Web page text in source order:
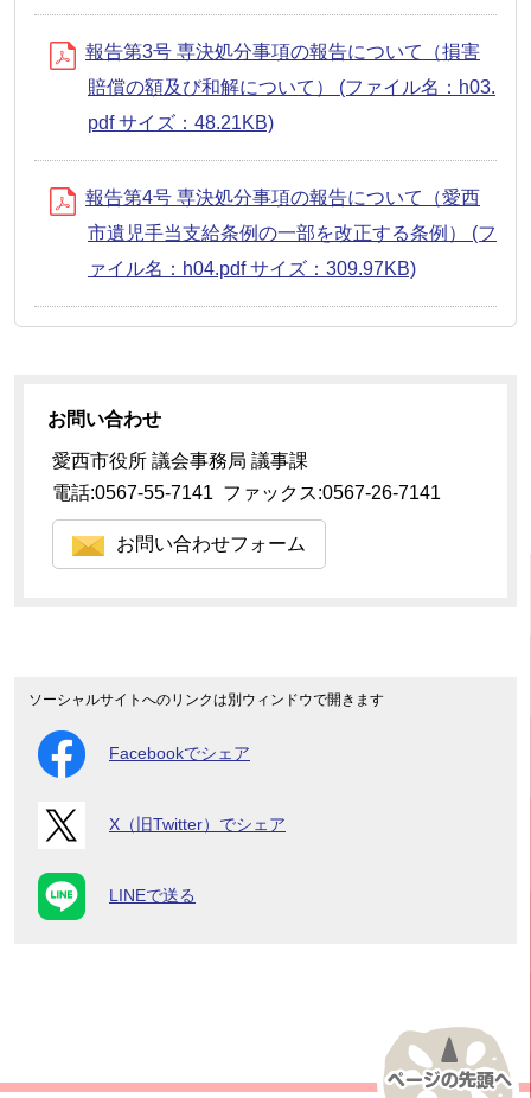
報告第3号 専決処分事項の報告について（損害
賠償の額及び和解について） (ファイル名：h03.
pdf サイズ：48.21KB)
報告第4号 専決処分事項の報告について（愛西
市遺児手当支給条例の一部を改正する条例） (フ
ァイル名：h04.pdf サイズ：309.97KB)
お問い合わせ
愛西市役所 議会事務局 議事課
電話:0567-55-7141 ファックス:0567-26-7141
お問い合わせフォーム
ソーシャルサイトへのリンクは別ウィンドウで開きます
Facebookでシェア
X（旧Twitter）でシェア
LINEで送る